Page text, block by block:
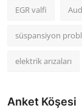
EGR valfi
süspansiyon
elektrik arızaları
Anket Köşesi